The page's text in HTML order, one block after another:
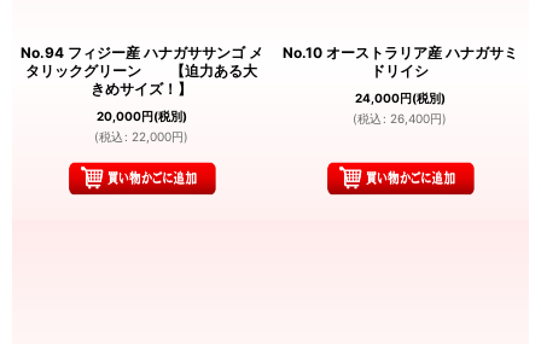
No.94 フィジー産 ハナガササンゴ メ
タリックグリーン 【迫力ある大
きめサイズ！】
20,000円(税別)
(税込 : 22,000円)
No.10 オーストラリア産 ハナガサミ
ドリイシ
24,000円(税別)
(税込 : 26,400円)